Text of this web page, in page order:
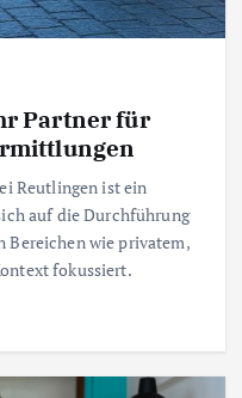
Partner für
Reutlingen ist ein
auf die Durchführung
Bereichen wie privatem,
fokussiert.